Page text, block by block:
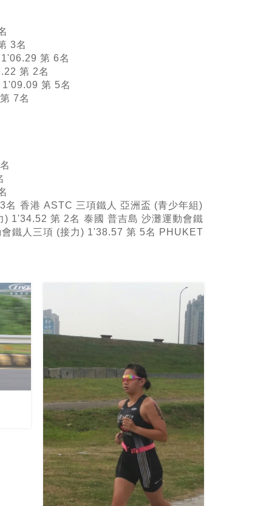
3名
第 6名
第 2名
第 5名
7名
名 香港 ASTC 三項鐵人 亞洲盃 (青少年組)
) 1'34.52 第 2名 泰國 普吉島 沙灘運動會鐵
鐵人三項 (接力) 1'38.57 第 5名 PHUKET
黃于嫣選手